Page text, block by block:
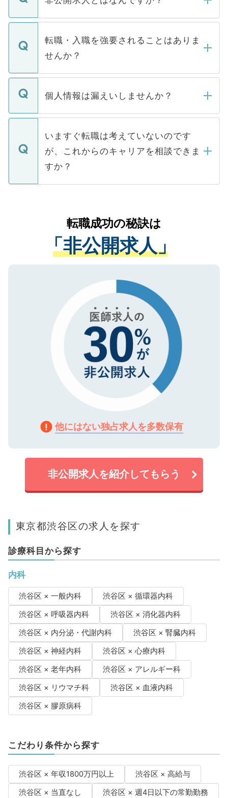
ます。通常、5営業日以内にはご連絡をせて
いただきますので、しばらくお待ちくださ
マイナビDOCTORで取り扱っている求人の
うち約3割は、Webサイトからご覧いただ
けない「非公開求人」です。非公開求人は
下記の理由によって、一般には公開してい
ません。
■応募殺到を避けるため 人気のある医療機
関を公にしてしまうと、応募が殺到する場
に、医療機関が求める条件に合った人材の
みを人材紹介会社に依頼するケースが増え
ています。
転職・入職を強要されることはありま
せんか？
転職・入職を強要することは一切ありませ
ん。また、仮に応募先から内定をいただい
定を承諾する必要はありません。内定先へ
の辞退の連絡はキャリアパートナーが行い
個人情報は漏えいしませんか？
個人情報が漏えいすることはありませんの
で、ご安心ください。当サイトからの登録
などで収集したご登録者様の個人情報は、
ご本人のキャリアアップおよび転職活動の
支援を目的に使用いたします。お預かりし
ているすべての個人データはご本人の許可
は、個人情報の取り扱いについての厳密な
管理基準を満たした事業者のみに付与され
る、プライバシーマークを取得済みです。
で、機密保持に関してもご安心ください。
いますぐ転職は考えていないのです
が、これからのキャリアを相談できま
すか？
かがいして、現在の医療機関の状況や紹介
経験をまじえながら、適切なアドバイスを
させていただきます。すぐにご転職をされ
ない方には、長期的なサポートが可能です
ので、まずはご登録ください。
転職成功の秘訣は
「非公開求人」
他にはない独占求人を多数保有
非公開求人を紹介してもらう
東京都渋谷区の求人を探す
診療科目から探す
内科
渋谷区 × 一般内科
渋谷区 × 循環器内科
渋谷区 × 呼吸器内科
渋谷区 × 消化器内科
渋谷区 × 内分泌・代謝内科
渋谷区 × 腎臓内科
渋谷区 × 神経内科
渋谷区 × 心療内科
渋谷区 × 老年内科
渋谷区 × アレルギー科
渋谷区 × リウマチ科
渋谷区 × 血液内科
渋谷区 × 膠原病科
こだわり条件から探す
渋谷区 × 年収1800万円以上
渋谷区 × 高給与
渋谷区 × 当直なし
渋谷区 × 週4日以下の常勤勤務